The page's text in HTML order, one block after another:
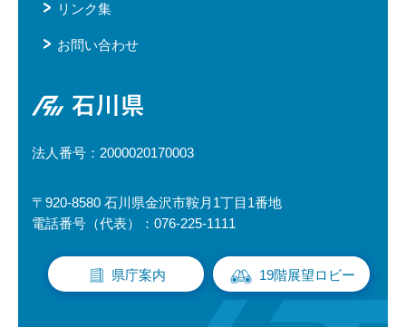
リンク集
お問い合わせ
石川県
法人番号：2000020170003
〒920-8580 石川県金沢市鞍月1丁目1番地
電話番号（代表）：076-225-1111
県庁案内 19階展望ロビー